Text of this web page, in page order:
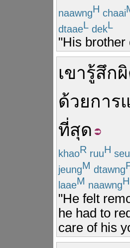
naawngH chaai
dtaaeL dekL
"His brother
เขารู้สึก
ด้วยการ
ที่สุด
khaoR ruuH
jeungM dtawng
laaeM naawngH
"He felt
he had to
care of his